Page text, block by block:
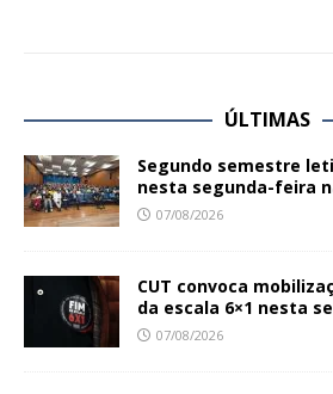
ÚLTIMAS
Segundo semestre
nesta segunda-feira
07/08/2026
CUT convoca
da escala 6×1 nesta
07/08/2026